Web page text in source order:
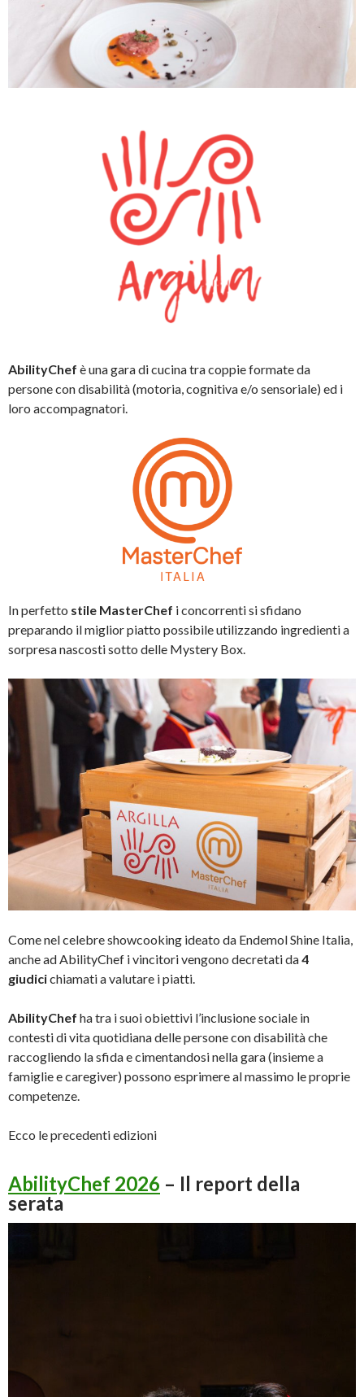
AbilityChef è una gara di cucina tra coppie formate da
persone con disabilità (motoria, cognitiva e/o sensoriale) ed i
loro accompagnatori.
In perfetto stile MasterChef i concorrenti si sfidano
preparando il miglior piatto possibile utilizzando ingredienti a
sorpresa nascosti sotto delle Mystery Box.
Come nel celebre showcooking ideato da Endemol Shine Italia,
anche ad AbilityChef i vincitori vengono decretati da4
giudicichiamati a valutare i piatti.
AbilityChef ha tra i suoi obiettivi l’inclusione sociale in
contesti di vita quotidiana delle persone con disabilità che
raccogliendo la sfida e cimentandosi nella gara (insieme a
famiglie e caregiver) possono esprimere al massimo le proprie
competenze.
Ecco le precedenti edizioni
AbilityChef 2026 – Il report della
serata